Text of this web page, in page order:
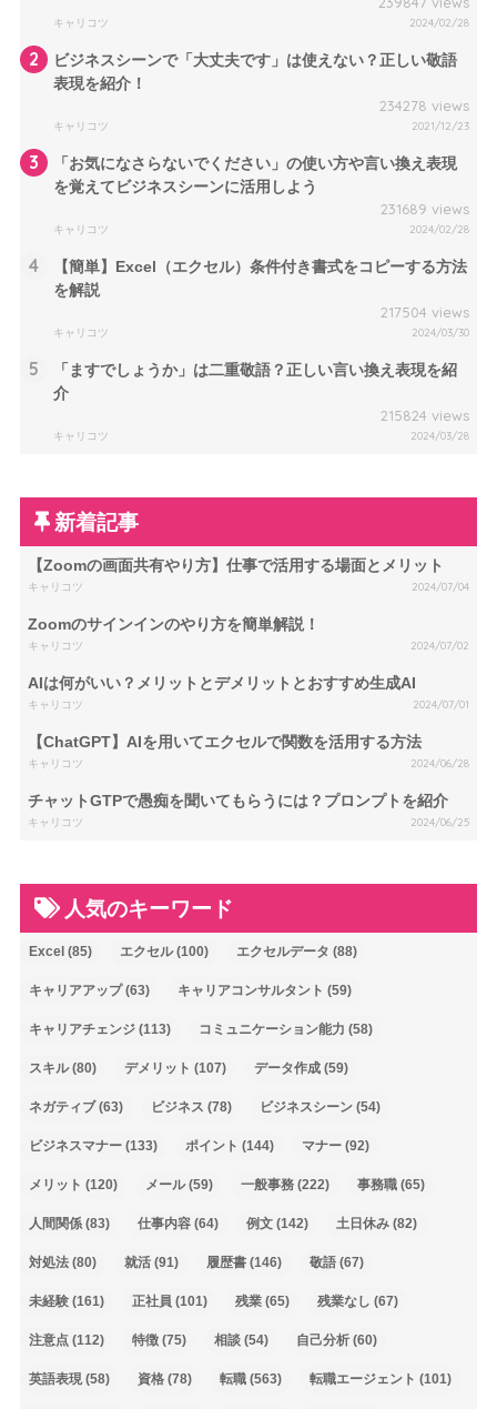
キャリコツ 2024/02/28
2
ビジネスシーンで「大丈夫です」は使えない？正しい敬語
表現を紹介！
234278 views
キャリコツ 2021/12/23
3
「お気になさらないでください」の使い方や言い換え表現
を覚えてビジネスシーンに活用しよう
231689 views
キャリコツ 2024/02/28
4
【簡単】Excel（エクセル）条件付き書式をコピーする方法
を解説
217504 views
キャリコツ 2024/03/30
5
「ますでしょうか」は二重敬語？正しい言い換え表現を紹
介
215824 views
キャリコツ 2024/03/28
新着記事
【Zoomの画面共有やり方】仕事で活用する場面とメリット
キャリコツ 2024/07/04
Zoomのサインインのやり方を簡単解説！
キャリコツ 2024/07/02
AIは何がいい？メリットとデメリットとおすすめ生成AI
キャリコツ 2024/07/01
【ChatGPT】AIを用いてエクセルで関数を活用する方法
キャリコツ 2024/06/28
チャットGTPで愚痴を聞いてもらうには？プロンプトを紹介
キャリコツ 2024/06/25
人気のキーワード
Excel (85) エクセル(100) エクセルデータ (88)
キャリアアップ(63) キャリアコンサルタント (59)
キャリアチェンジ(113) コミュニケーション能力 (58)
スキル(80) デメリット (107) データ作成(59)
ネガティブ(63) ビジネス (78) ビジネスシーン(54)
ビジネスマナー(133) ポイント (144) マナー(92)
メリット (120) メール(59) 一般事務(222) 事務職(65)
人間関係(83) 仕事内容(64) 例文(142) 土日休み(82)
対処法(80) 就活(91) 履歴書(146) 敬語(67)
未経験(161) 正社員 (101) 残業(65) 残業なし (67)
注意点(112) 特徴(75) 相談(54) 自己分析(60)
英語表現(58) 資格(78) 転職(563) 転職エージェント (101)